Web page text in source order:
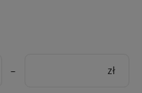
– zł